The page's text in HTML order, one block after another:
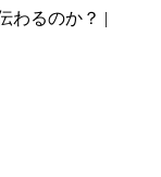
わるのか？ |